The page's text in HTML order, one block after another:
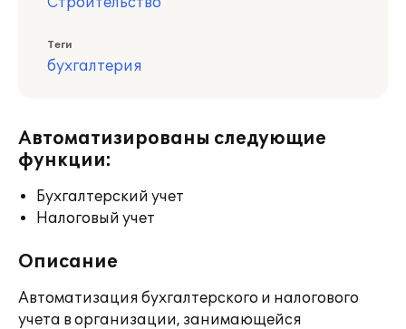
Теги
бухгалтерия
Автоматизированы следующие
функции:
Бухгалтерский учет
Налоговый учет
Описание
Автоматизация бухгалтерского и налогового
учета в организации, занимающейся